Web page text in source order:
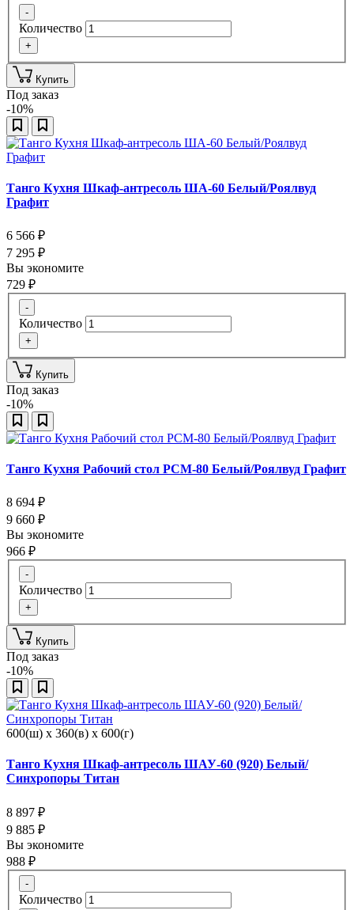
-
Количество
+
Купить
Под заказ
-10%
Танго Кухня Шкаф-антресоль ША-60 Белый/Роялвуд
Графит
6 566 ₽
7 295 ₽
Вы экономите
729 ₽
-
Количество
+
Купить
Под заказ
-10%
Танго Кухня Рабочий стол РСМ-80 Белый/Роялвуд Графит
8 694 ₽
9 660 ₽
Вы экономите
966 ₽
-
Количество
+
Купить
Под заказ
-10%
600(ш) x 360(в) x 600(г)
Танго Кухня Шкаф-антресоль ШАУ-60 (920) Белый/
Синхропоры Титан
8 897 ₽
9 885 ₽
Вы экономите
988 ₽
-
Количество